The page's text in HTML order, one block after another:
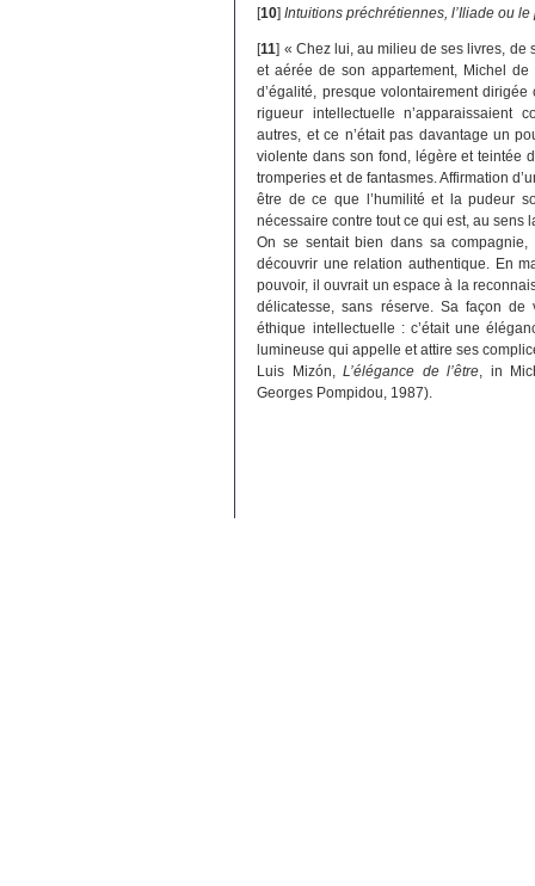
[10]Intuitions préchrétiennes, l’Iliade ou
[11] « Chez lui, au milieu de ses livres, de
et aérée de son appartement, Michel
d’égalité, presque volontairement
rigueur intellectuelle n’apparaissaient
autres, et ce n’était pas davantage un
violente dans son fond, légère et teintée
tromperies et de fantasmes. Affirmation
être de ce que l’humilité et la pudeur
nécessaire contre tout ce qui est, au sens
On se sentait bien dans sa
découvrir une relation authentique. En
pouvoir, il ouvrait un espace à la
délicatesse, sans réserve. Sa façon
éthique intellectuelle : c’était une
lumineuse qui appelle et attire ses
Luis Mizón,L’élégance de l’être , in
Georges Pompidou, 1987).